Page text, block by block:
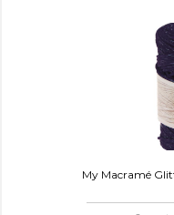
My Macramé